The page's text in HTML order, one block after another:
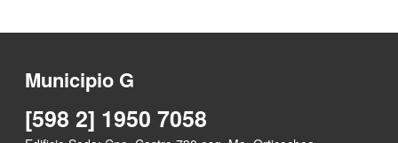
Municipio G
[598 2] 1950 7058